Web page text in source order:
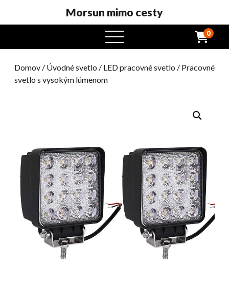
Morsun mimo cesty
otvorený
menu
0
Domov / Úvodné svetlo / LED pracovné svetlo / Pracovné
svetlo s vysokým lúmenom